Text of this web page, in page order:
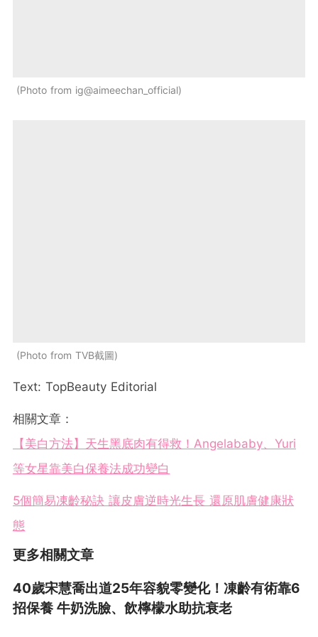
Photo from ig@aimeechan_official
Photo from TVB截圖
Text: TopBeauty Editorial
相關文章：
【美白方法】天生黑底肉有得救！Angelababy、Yuri
等女星靠美白保養法成功變白
5個簡易凍齡秘訣 讓皮膚逆時光生長 還原肌膚健康狀
態
更多相關文章
40歲宋慧喬出道25年容貌零變化！凍齡有術靠6
招保養 牛奶洗臉、飲檸檬水助抗衰老